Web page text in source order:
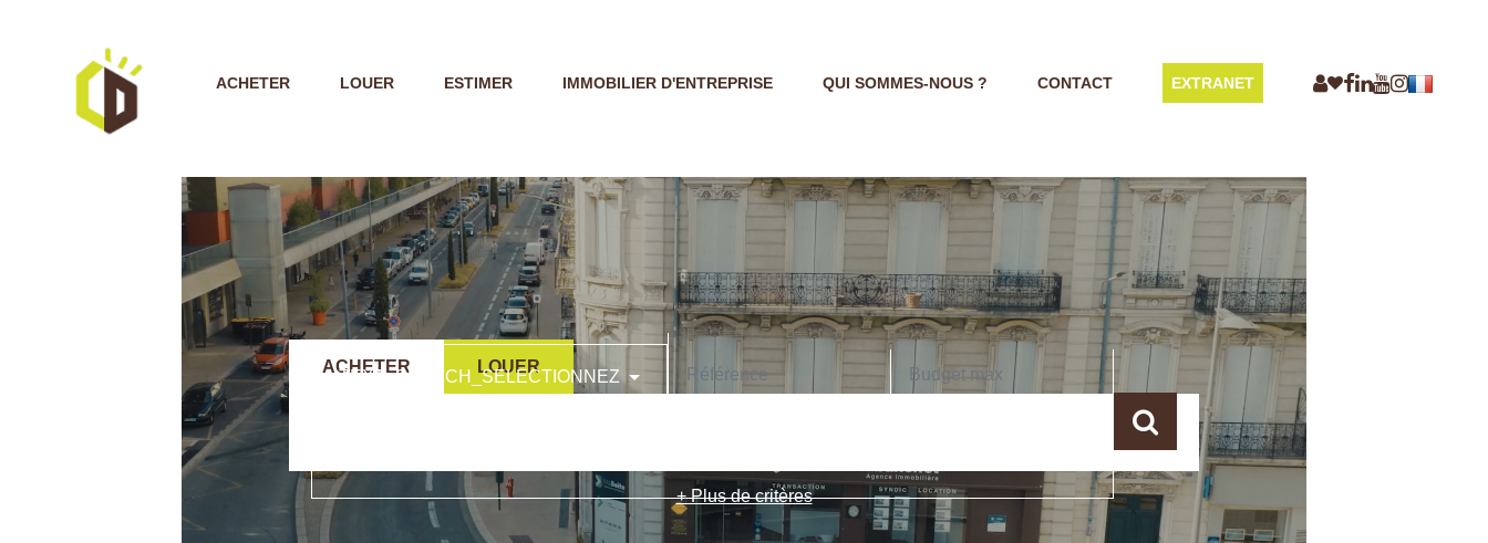
ACHETER LOUER ESTIMER IMMOBILIER D'ENTREPRISE QUI SOMMES-NOUS ? CONTACT EXTRANET
ACHETER LOUER
TEXT_SEARCH_SELECTIONNEZ
+ Plus de critères